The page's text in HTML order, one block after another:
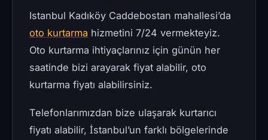
Istanbul Kadıköy Caddebostan mahallesi’da
oto kurtarma hizmetini 7/24 vermekteyiz.
Oto kurtarma ihtiyaçlarınız için günün her
saatinde bizi arayarak fiyat alabilir, oto
kurtarma fiyatı alabilirsiniz.
Telefonlarımızdan bize ulaşarak kurtarıcı
fiyatı alabilir, İstanbul’un farklı bölgelerinde